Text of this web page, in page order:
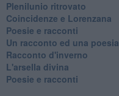
Plenilunio ritrovato
Coincidenze e Lorenzana
Poesie e racconti
Un racconto ed una poesia
Racconto d'inverno
​L'arsella divina
Poesie e racconti